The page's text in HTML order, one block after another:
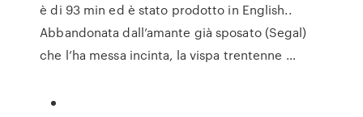
è di 93 min ed è stato prodotto in English..
Abbandonata dall’amante già sposato (Segal)
che l’ha messa incinta, la vispa trentenne …